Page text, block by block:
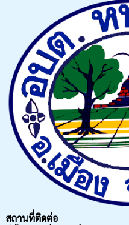
สถานที่ติดต่อ